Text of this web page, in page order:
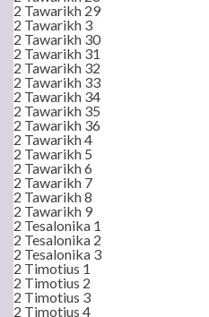
2 Tawarikh 29
2 Tawarikh 3
2 Tawarikh 30
2 Tawarikh 31
2 Tawarikh 32
2 Tawarikh 33
2 Tawarikh 34
2 Tawarikh 35
2 Tawarikh 36
2 Tawarikh 4
2 Tawarikh 5
2 Tawarikh 6
2 Tawarikh 7
2 Tawarikh 8
2 Tawarikh 9
2 Tesalonika 1
2 Tesalonika 2
2 Tesalonika 3
2 Timotius 1
2 Timotius 2
2 Timotius 3
2 Timotius 4